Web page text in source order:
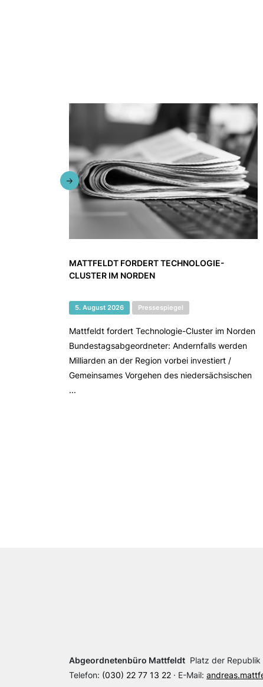
MATTFELDT FORDERT TECHNOLOGIE-
CLUSTER IM NORDEN
5. August 2026 Pressespiegel
Mattfeldt fordert Technologie-Cluster im Norden
Bundestagsabgeordneter: Andernfalls werden
Milliarden an der Region vorbei investiert /
Gemeinsames Vorgehen des niedersächsischen
...
Abgeordnetenbüro Mattfeldt Platz der Republik
Telefon: (030) 22 77 13 22 · E-Mail: